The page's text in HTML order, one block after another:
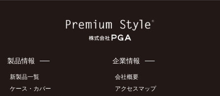
製品情報
新製品一覧
ケース・カバー
企業情報
会社概要
アクセスマップ